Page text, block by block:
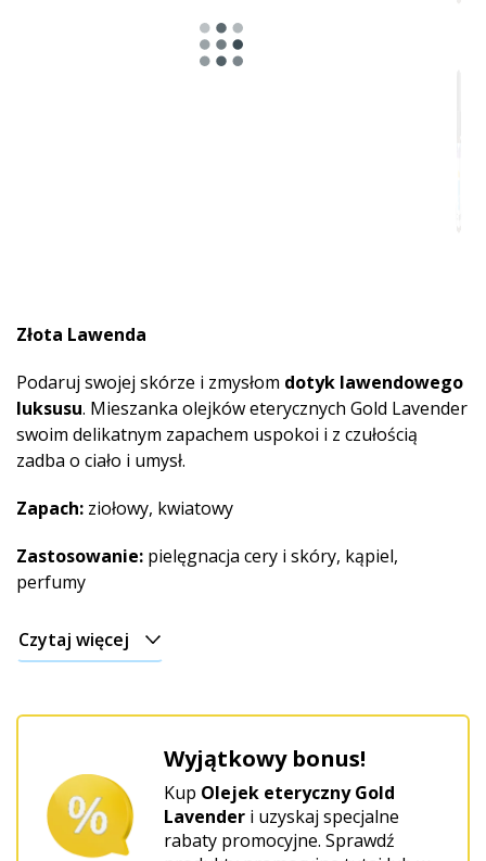
Złota Lawenda
Podaruj swojej skórze i zmysłom dotyk lawendowego
luksusu. Mieszanka olejków eterycznych Gold Lavender
swoim delikatnym zapachem uspokoi i z czułością
zadba o ciało i umysł.
Zapach: ziołowy, kwiatowy
Zastosowanie: pielęgnacja cery i skóry, kąpiel,
perfumy
Czytaj więcej
Wyjątkowy bonus!
Kup Olejek eteryczny Gold
Lavender i uzyskaj specjalne
rabaty promocyjne. Sprawdź